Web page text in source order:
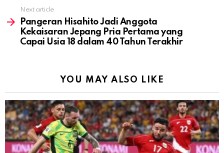
Next article
Pangeran Hisahito Jadi Anggota
Kekaisaran Jepang Pria Pertama yang
Capai Usia 18 dalam 40 Tahun Terakhir
YOU MAY ALSO LIKE